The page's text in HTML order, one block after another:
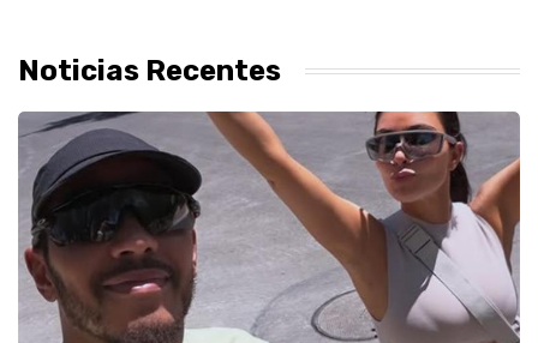
Noticias Recentes